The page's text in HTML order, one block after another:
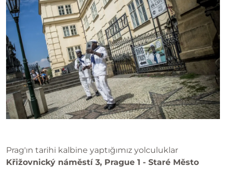
Prag'ın tarihi kalbine yaptığımız yolculuklar
Křižovnický náměstí 3, Prague 1 - Staré Město